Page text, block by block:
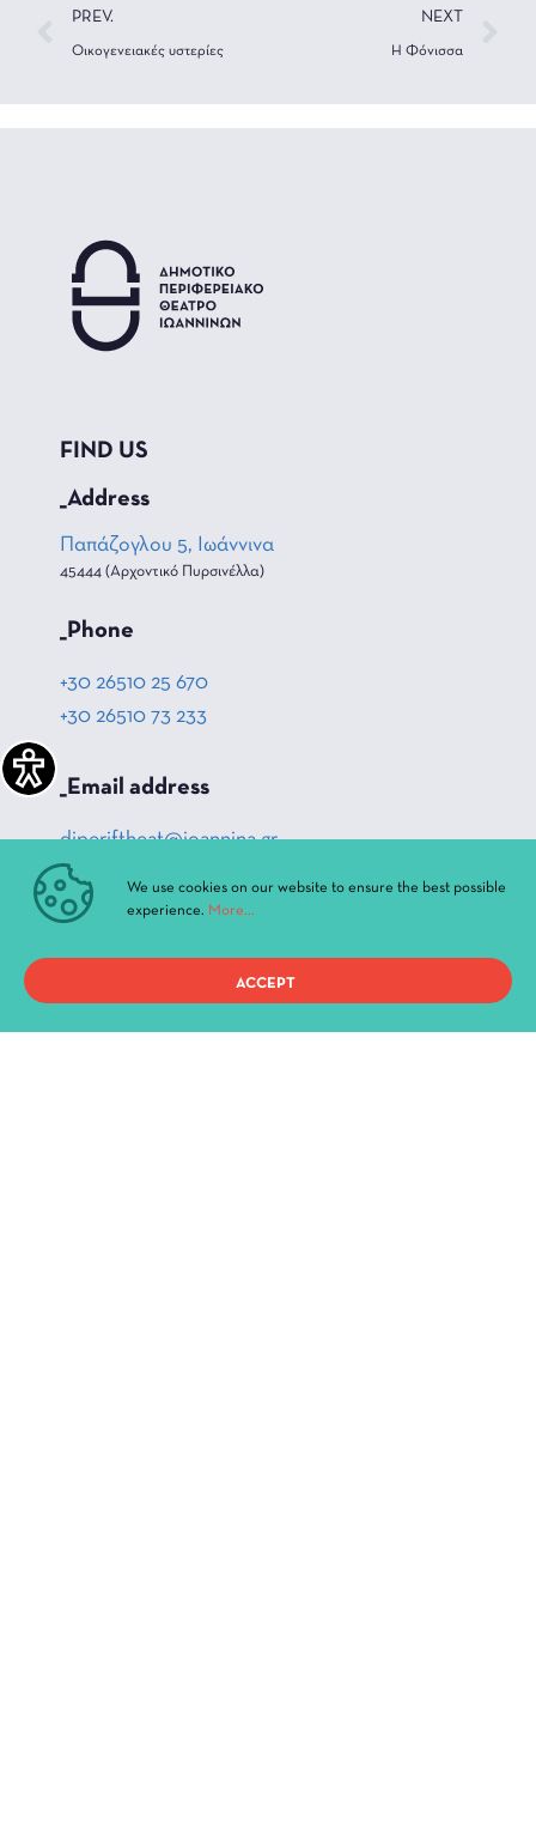
PREV.
Οικογενειακές υστερίες
NEXT
Η Φόνισσα
FIND US
_Address
Παπάζογλου 5, Ιωάννινα
45444 (Αρχοντικό Πυρσινέλλα)
_Phone
+30 26510 25 670
+30 26510 73 233
_Email address
diperiftheat@ioannina.gr
_Instagram
We use cookies on our website to ensure the best possible
experience. More...
ACCEPT